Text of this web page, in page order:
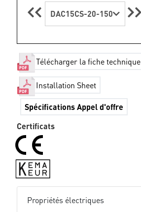
DAC15CS-20-150
Télécharger la fiche technique
Installation Sheet
Spécifications Appel d'offre
Certificats
Propriétés électriques